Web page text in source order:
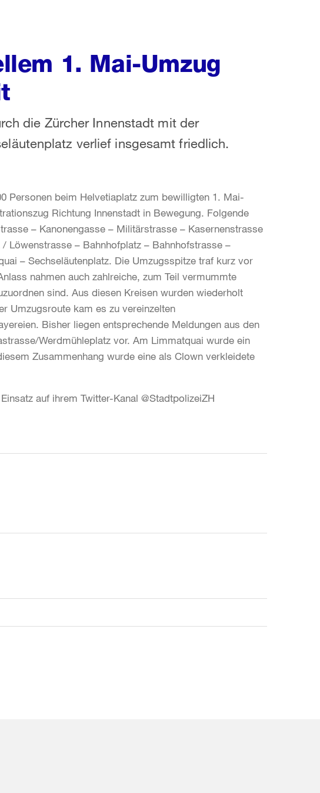
1. Mai-Umzug
die Zürcher Innenstadt mit der
verlief insgesamt friedlich.
Personen beim Helvetiaplatz zum bewilligten 1. Mai-
Richtung Innenstadt in Bewegung. Folgende
– Kanonengasse – Militärstrasse – Kasernenstrasse
Löwenstrasse – Bahnhofplatz – Bahnhofstrasse –
– Sechseläutenplatz. Die Umzugsspitze traf kurz vor
nahmen auch zahlreiche, zum Teil vermummte
sind. Aus diesen Kreisen wurden wiederholt
Umzugsroute kam es zu vereinzelten
Bisher liegen entsprechende Meldungen aus den
Werdmühleplatz vor. Am Limmatquai wurde ein
Zusammenhang wurde eine als Clown verkleidete
auf ihrem Twitter-Kanal @StadtpolizeiZH